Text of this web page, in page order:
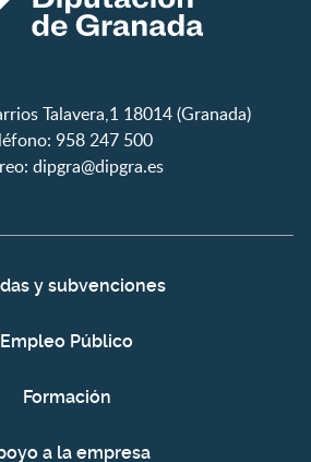
Talavera,1 18014 (Granada)
958 247 500
dipgra@dipgra.es
y subvenciones
Empleo Público
Formación
a la empresa